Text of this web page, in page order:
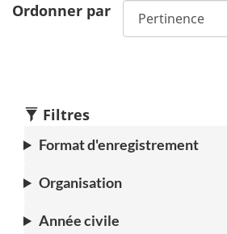
Ordonner par
Filtres
Format d'enregistrement
Organisation
Année civile